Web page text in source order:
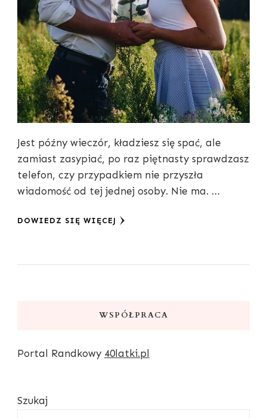
Jest późny wieczór, kładziesz się spać, ale
zamiast zasypiać, po raz piętnasty sprawdzasz
telefon, czy przypadkiem nie przyszła
wiadomość od tej jednej osoby. Nie ma. …
DOWIEDZ SIĘ WIĘCEJ
WSPÓŁPRACA
Portal Randkowy 40latki.pl
Szukaj